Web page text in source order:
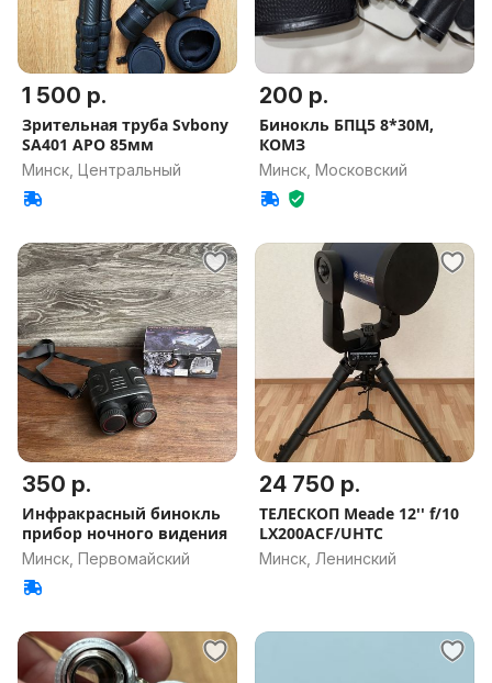
1 500 р.
Зрительная труба Svbony
SA401 APO 85мм
Минск, Центральный
200 р.
Бинокль БПЦ5 8*30М,
КОМЗ
Минск, Московский
350 р.
Инфракрасный бинокль
прибор ночного видения
Минск, Первомайский
24 750 р.
ТЕЛЕСКОП Meade 12'' f/10
LX200ACF/UHTC
Минск, Ленинский